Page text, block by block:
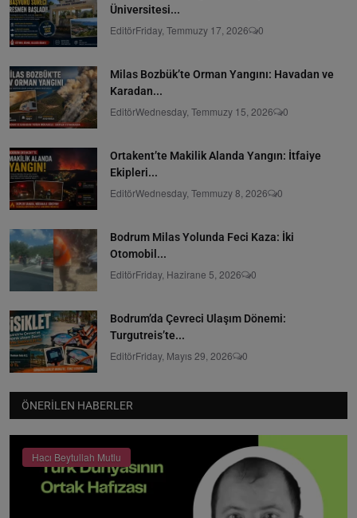
Üniversitesi...
EditörFriday, Temmuzy 17, 2026 0
Milas Bozbük’te Orman Yangını: Havadan ve
Karadan...
EditörWednesday, Temmuzy 15, 2026 0
Ortakent’te Makilik Alanda Yangın: İtfaiye
Ekipleri...
EditörWednesday, Temmuzy 8, 2026 0
Bodrum Milas Yolunda Feci Kaza: İki
Otomobil...
EditörFriday, Hazirane 5, 2026 0
Bodrum’da Çevreci Ulaşım Dönemi:
Turgutreis’te...
EditörFriday, Mayıs 29, 2026 0
ÖNERILEN HABERLER
Hacı Beytullah Mutlu